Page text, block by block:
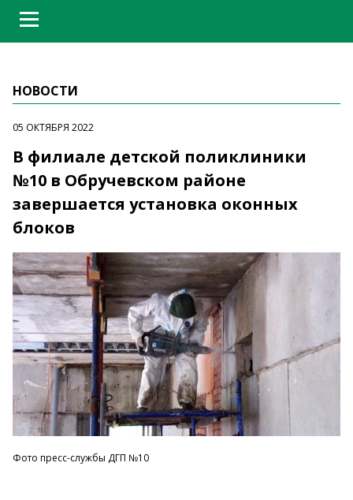
НОВОСТИ
05 ОКТЯБРЯ 2022
В филиале детской поликлиники
№10 в Обручевском районе
завершается установка оконных
блоков
Фото пресс-службы ДГП №10